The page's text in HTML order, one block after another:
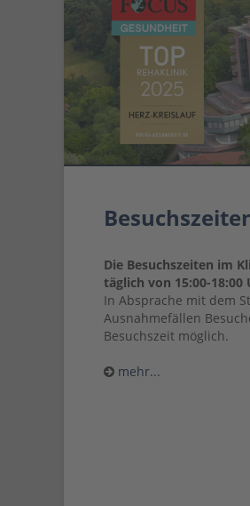
Die Besuchszeiten im
täglich von 15:00-18:00
In Absprache mit dem
Ausnahmefällen
Besuchszeit möglich.
mehr...